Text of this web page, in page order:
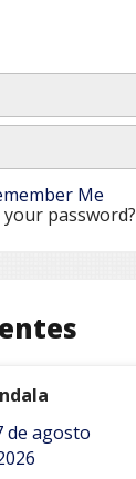
Me
password?
de agosto